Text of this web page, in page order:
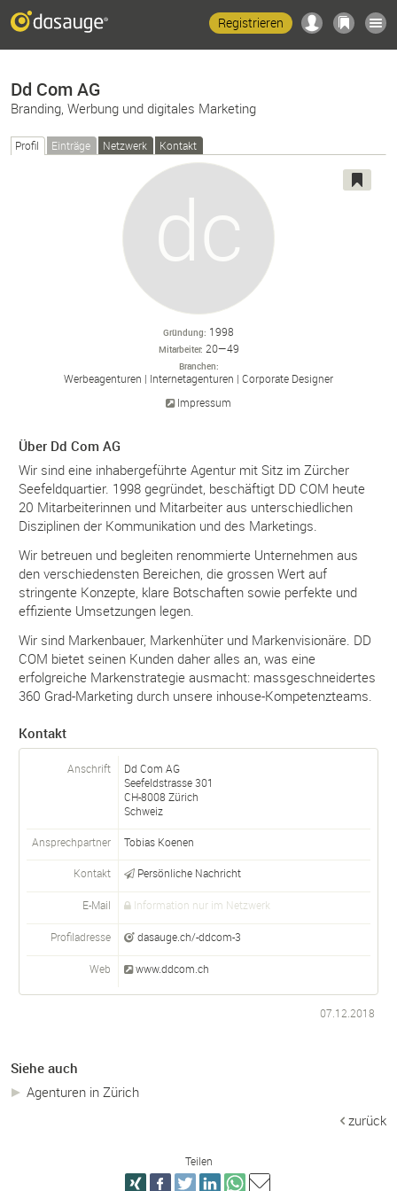
Registrieren
Dd Com AG
Branding, Werbung und digitales Marketing
Profil Einträge Netzwerk Kontakt
Gründung 1998
Mitarbeiter 20—49
Branchen
Werbeagenturen Internetagenturen
Corporate Designer
Impressum
Über Dd Com AG
Wir sind eine inhabergeführte Agentur mit Sitz im Zürcher
Seefeldquartier. 1998 gegründet, beschäftigt DD COM heute
20 Mitarbeiterinnen und Mitarbeiter aus unterschiedlichen
Disziplinen der Kommunikation und des Marketings.
Wir betreuen und begleiten renommierte Unternehmen aus
den verschiedensten Bereichen, die grossen Wert auf
stringente Konzepte, klare Botschaften sowie perfekte und
effiziente Umsetzungen legen.
Wir sind Markenbauer, Markenhüter und Markenvisionäre. DD
COM bietet seinen Kunden daher alles an, was eine
erfolgreiche Markenstrategie ausmacht: massgeschneidertes
360 Grad-Marketing durch unsere inhouse-Kompetenzteams.
Kontakt
Anschrift
Dd Com AG
Seefeldstrasse 301
CH-8008 Zürich
Schweiz
Ansprechpartner Tobias Koenen
Kontakt Persönliche Nachricht
E-Mail Information nur im Netzwerk
Profiladresse dasauge.ch/-ddcom-3
Web www.ddcom.ch
07.12.2018
Siehe auch
Agenturen in Zürich
zurück
Teilen